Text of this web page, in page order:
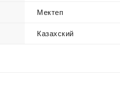
Мектеп
Казахский